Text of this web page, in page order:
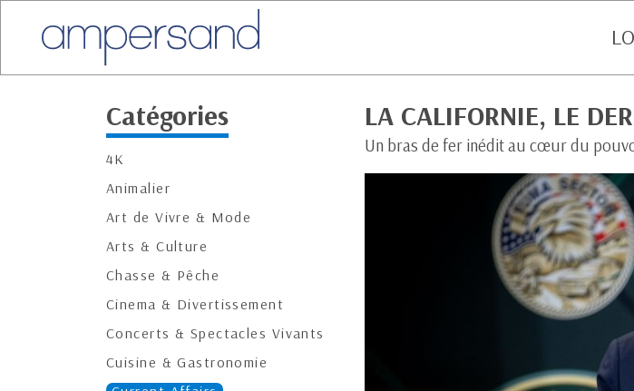
Catégories
4K
Animalier
Art de Vivre & Mode
Arts & Culture
Chasse & Pêche
Cinema & Divertissement
Concerts & Spectacles Vivants
Cuisine & Gastronomie
LA CALIFORNIE, LE
Un bras de fer inédit au cœur du